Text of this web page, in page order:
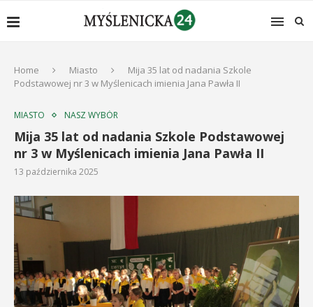
Home Miasto
Mija 35 lat od nadania Szkole
Podstawowej nr 3 w Myślenicach imienia Jana Pawła II
MIASTO NASZ WYBÓR
Mija 35 lat od nadania Szkole Podstawowej
nr 3 w Myślenicach imienia Jana Pawła II
13 października 2025